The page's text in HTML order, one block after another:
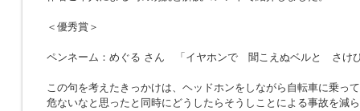
＜優秀賞＞
ペンネーム：めぐる さん 「イヤホンで 聞こえぬベルと さけ
この句を考えたきっかけは、ヘッドホンをしながら自転車に乗っ
危ないなと思ったと同時にどうしたらそうしことによる事故を減